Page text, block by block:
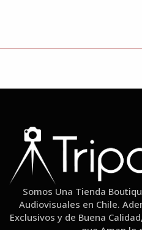
Somos Una Tienda
Audiovisuales en Chile.
Exclusivos y de Buena